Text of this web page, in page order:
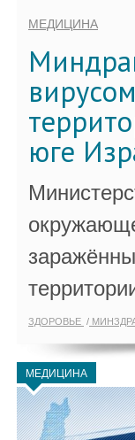
МЕДИЦИНА
юге
ЗДОРОВЬЕ
МЕДИЦИНА